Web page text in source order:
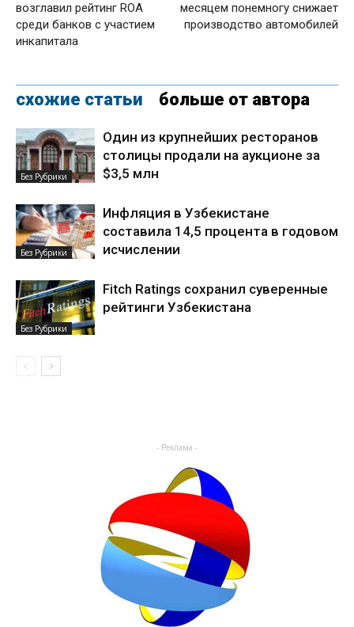
возглавил рейтинг ROA
среди банков с участием
инкапитала
месяцем понемногу снижает
производство автомобилей
схожие статьи больше от автора
Без Рубрики
Один из крупнейших ресторанов
столицы продали на аукционе за
$3,5 млн
Без Рубрики
Инфляция в Узбекистане
составила 14,5 процента в годовом
исчислении
Без Рубрики
Fitch Ratings сохранил суверенные
рейтинги Узбекистана
- Реклама -